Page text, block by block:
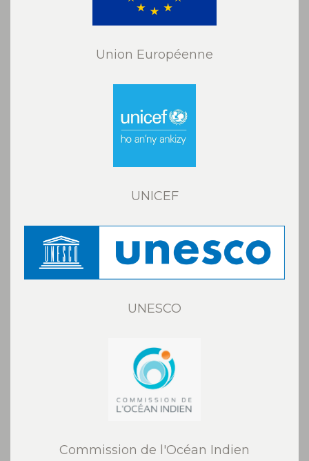
Union Européenne
UNICEF
UNESCO
Commission de l'Océan Indien